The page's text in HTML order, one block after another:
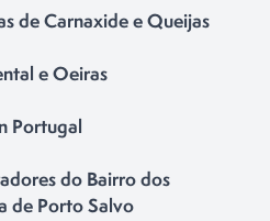
de Carnaxide e Queijas
e Oeiras
Portugal
do Bairro dos
de Porto Salvo